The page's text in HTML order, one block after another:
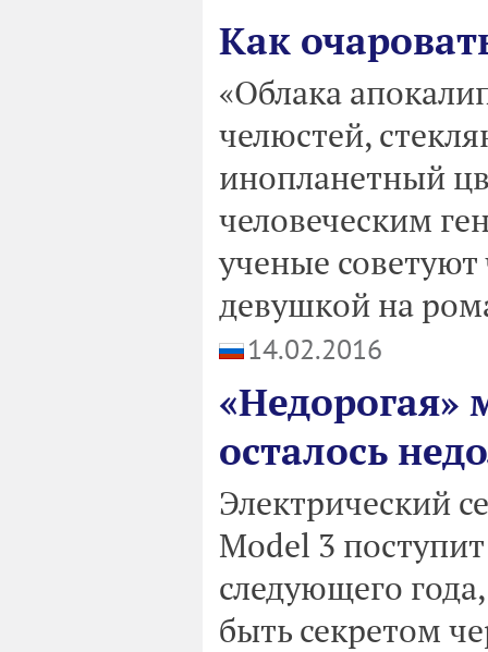
Как
«Облака
челюстей,
инопланетный
человеческим
ученые
девушкой на
14.02.2016
«Недорогая»
осталось
Электрический
Model 3
следующего
быть секретом